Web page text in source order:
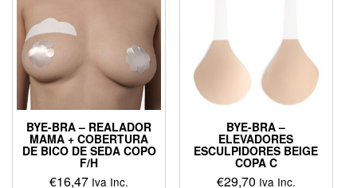
BYE-BRA – REALADOR
MAMA + COBERTURA
DE BICO DE SEDA COPO
F/H
€16,47 Iva Inc.
BYE-BRA –
ELEVADORES
ESCULPIDORES BEIGE
COPA C
€29,70 Iva Inc.